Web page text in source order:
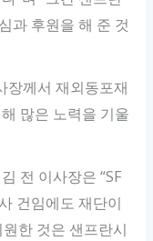
과 후원을 해 준 것
장께서 재외동포재
많은 노력을 기울
전 이사장은 “SF
건임에도 재단이
한 것은 샌프란시